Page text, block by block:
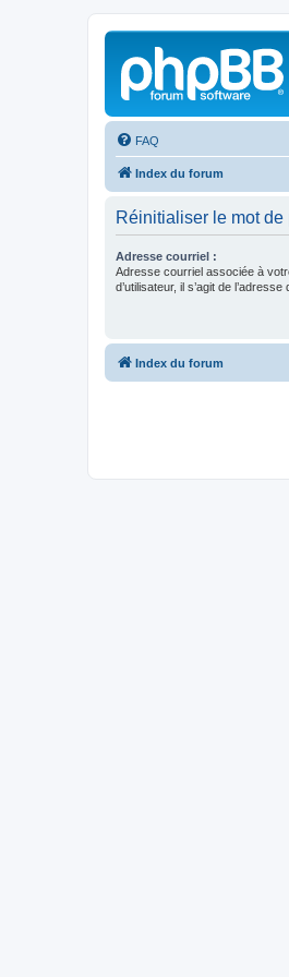
FAQ
Index du forum
Réinitialiser le mot de
Adresse courriel :
Adresse courriel associée à
d’utilisateur, il s’agit de
Index du forum